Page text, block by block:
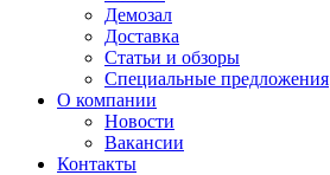
Демозал
Доставка
Статьи и обзоры
Специальные предложения
О компании
Новости
Вакансии
Контакты